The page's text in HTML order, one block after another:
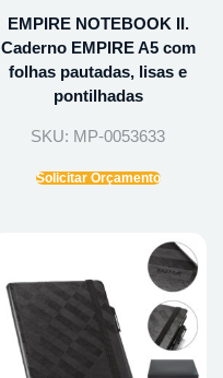
EMPIRE NOTEBOOK II.
Caderno EMPIRE A5 com
folhas pautadas, lisas e
pontilhadas
SKU: MP-0053633
Solicitar Orçamento